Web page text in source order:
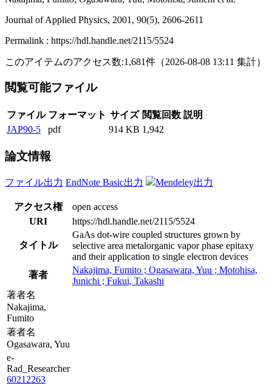
Journal of Applied Physics, 2001, 90(5), 2606-2611
Permalink : https://hdl.handle.net/2115/5524
このアイテムのアクセス数:1,681件 （2026-08-08 13:11 集計）
閲覧可能ファイル
ファイル フォーマット サイズ 閲覧回数 説明
JAP90-5
pdf 914 KB 1,942
論文情報
ファイル出力 EndNote Basic出力 Mendeley出力
アクセス権
open access
URI
https://hdl.handle.net/2115/5524
タイトル
GaAs dot-wire coupled structures grown by
selective area metalorganic vapor phase epitaxy
and their application to single electron devices
著者
Nakajima, Fumito ; Ogasawara, Yuu ; Motohisa,
Junichi ; Fukui, Takashi
著者名
Nakajima,
Fumito
著者名
Ogasawara, Yuu
e-
Rad_Researcher
60212263